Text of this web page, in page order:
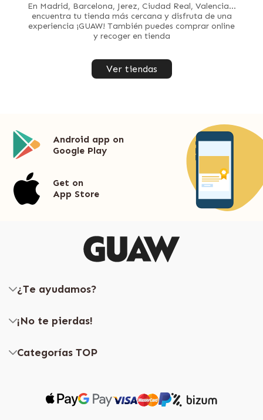
En Madrid, Barcelona, Jerez, Ciudad Real, Valencia...
encuentra tu tienda más cercana y disfruta de una
experiencia ¡GUAW! También puedes comprar online
y recoger en tienda
Ver tiendas
Android app on
Google Play
Get on
App Store
¿Te ayudamos?
¡No te pierdas!
Categorías TOP